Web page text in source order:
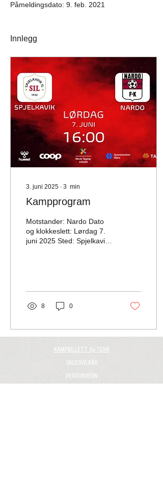
Påmeldingsdato: 9. feb. 2021
Innlegg
3. juni 2025 ∙ 3 min
Kampprogram
Motstander: Nardo Dato
og klokkeslett: Lørdag 7.
juni 2025 Sted: Spjelkavik
8 0
KAMPBILLETT by TENK
SALGSVILKÅR
PERSONVERN